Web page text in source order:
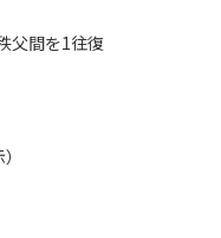
父間を1往復